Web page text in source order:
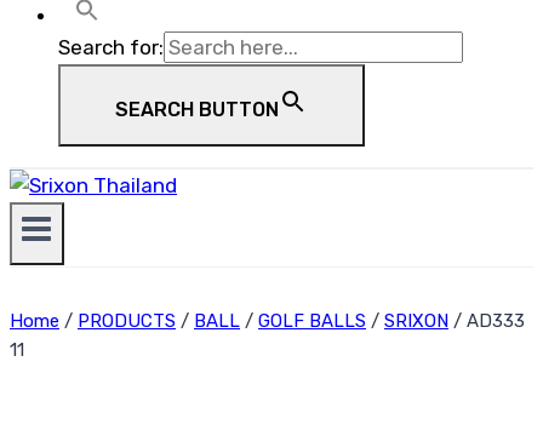
Search for:
SEARCH BUTTON
Home / PRODUCTS / BALL / GOLF BALLS / SRIXON / AD333
11